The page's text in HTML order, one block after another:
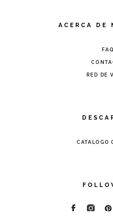
ACERCA DE
FAQ
RED DE
CATALOGO